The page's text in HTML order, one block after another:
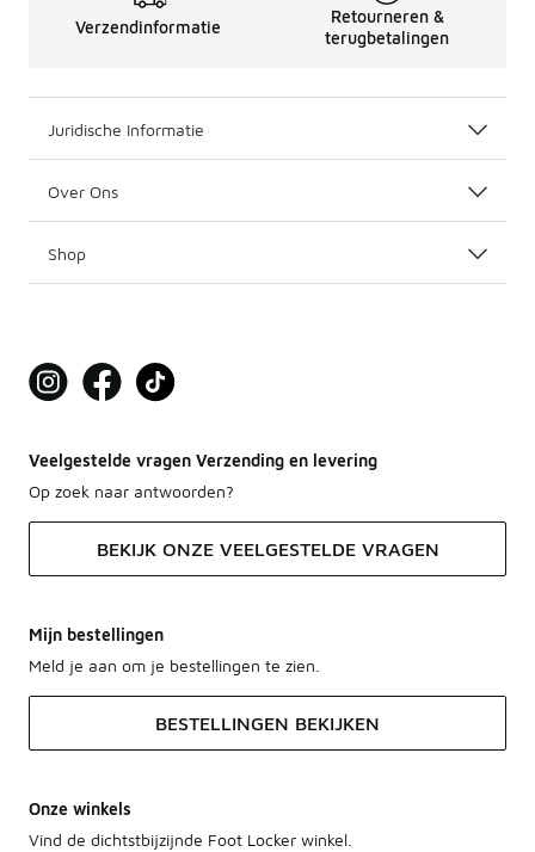
Verzendinformatie
Retourneren &
terugbetalingen
Juridische Informatie
Over Ons
Shop
Veelgestelde vragen Verzending en levering
Op zoek naar antwoorden?
BEKIJK ONZE VEELGESTELDE VRAGEN
Mijn bestellingen
Meld je aan om je bestellingen te zien.
BESTELLINGEN BEKIJKEN
Onze winkels
Vind de dichtstbijzijnde Foot Locker winkel.